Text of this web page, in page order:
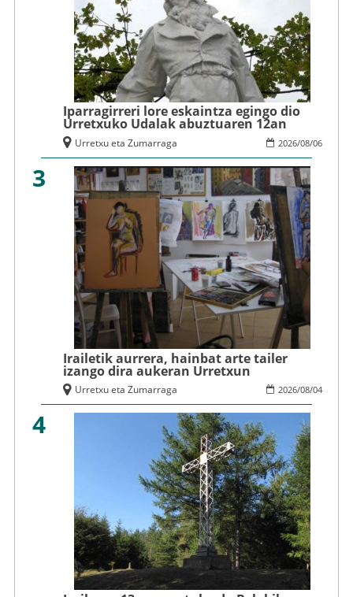
Iparragirreri lore eskaintza egingo dio
Urretxuko Udalak abuztuaren 12an
2026/08/06
Urretxu eta Zumarraga
3
Irailetik aurrera, hainbat arte tailer
izango dira aukeran Urretxun
2026/08/04
Urretxu eta Zumarraga
4